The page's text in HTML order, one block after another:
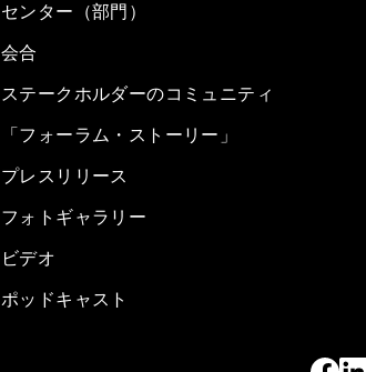
センター（部門）
会合
ステークホルダーのコミュニティ
「フォーラム・ストーリー」
プレスリリース
フォトギャラリー
ビデオ
ポッドキャスト